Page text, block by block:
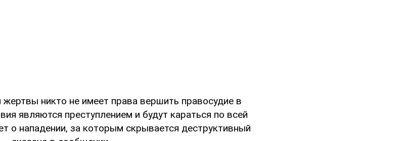
никто не имеет права вершить правосудие в
являются преступлением и будут караться по всей
о нападении, за которым скрывается деструктивный